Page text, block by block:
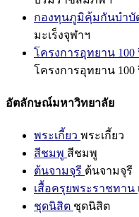
กองทุนภูมิคุ้มกันบำบั
มะเร็งจุฬาฯ
โครงการอุทยาน
โครงการอุทยาน
อัตลักษณ์มหาวิทยาลัย
พระเกี้ยว พระเกี้ยว
สีชมพู สีชมพู
ต้นจามจุรี ต้นจามจุรี
เสื้อครุยพระราชทาน
ชุดนิสิต ชุดนิสิต